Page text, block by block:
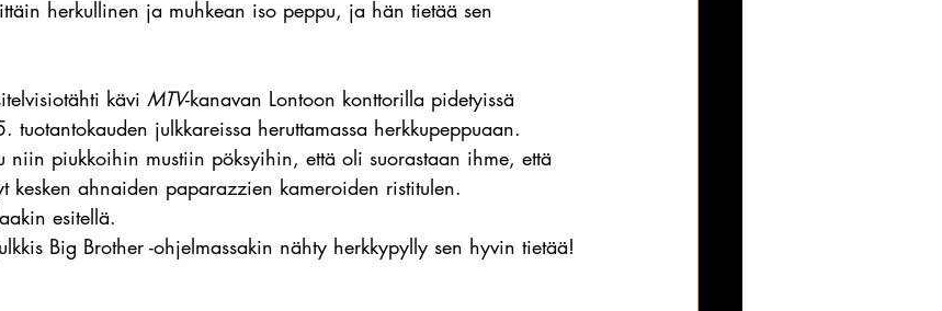
herkullinen ja muhkean iso peppu, ja hän tietää sen
kävi MTV-kanavan Lontoon konttorilla pidetyissä
tuotantokauden julkkareissa heruttamassa herkkupeppuaan.
niin piukkoihin mustiin pöksyihin, että oli suorastaan ihme, että
kesken ahnaiden paparazzien kameroiden ristitulen.
esitellä.
Big Brother -ohjelmassakin nähty herkkypylly sen hyvin tietää!